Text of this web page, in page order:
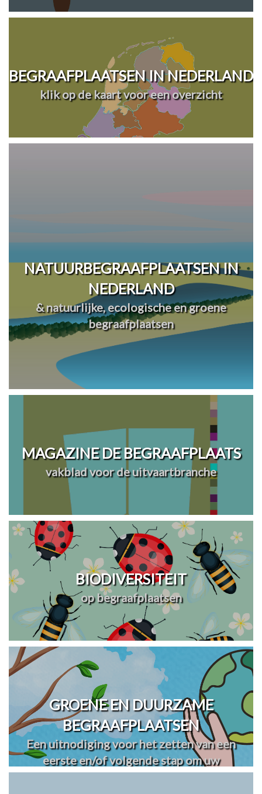
BEGRAAFPLAATSEN IN NEDERLAND
klik op de kaart voor een overzicht
NATUURBEGRAAFPLAATSEN IN
NEDERLAND
& natuurlijke, ecologische en groene
begraafplaatsen
MAGAZINE DE BEGRAAFPLAATS
vakblad voor de uitvaartbranche
BIODIVERSITEIT
op begraafplaatsen
GROENE EN DUURZAME
BEGRAAFPLAATSEN
Een uitnodiging voor het zetten van een
eerste en/of volgende stap om uw
begraafplaats(en) te vergroenen en